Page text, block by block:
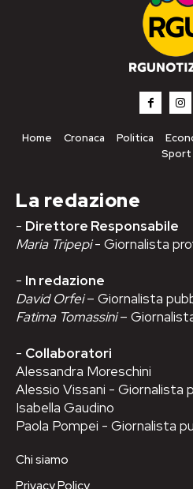
Home Cronaca Politica
Sport
La redazione
- Direttore Responsabile
Maria Tripepi- Giornalista
- In redazione
David Orfei– Giornalista
Fatima Tomassini–
- Collaboratori
Alessandra Moreschini
Alessio Vissani -
Isabella Gaudino
Paola Pompei - Giornalista
Chi siamo
Privacy Policy